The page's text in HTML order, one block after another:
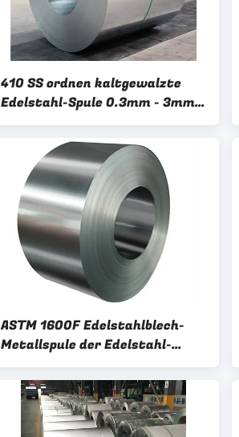
410 SS ordnen kaltgewalzte
Edelstahl-Spule 0.3mm - 3mm
10mm Edelstahl-Spule
ASTM 1600F Edelstahlblech-
Metallspule der Edelstahl-
warm gewalzten Spulen-304l